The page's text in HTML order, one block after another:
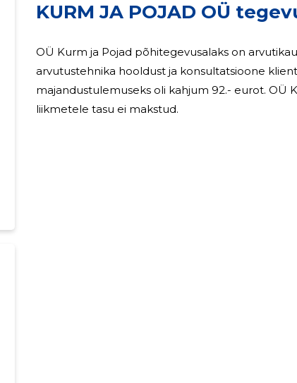
KURM JA POJAD OÜ
OÜ Kurm ja Pojad põhitegevusalaks on
arvutustehnika hooldust ja konsultatsioone klientidele. 2024. aasta käive oli 385.-
majandustulemuseks oli kahjum 92.- eurot. OÜ Kurm ja Pojad juhatus on kaheliikmeline, juhatuse
liikmetele tasu ei makstud.